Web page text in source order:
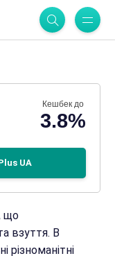
Кешбек до
3.8%
UA
що
взуття. В
різноманітні